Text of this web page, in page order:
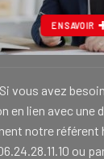
EN SAVOIR
vous avez
en lien avec une
notre référent
ou